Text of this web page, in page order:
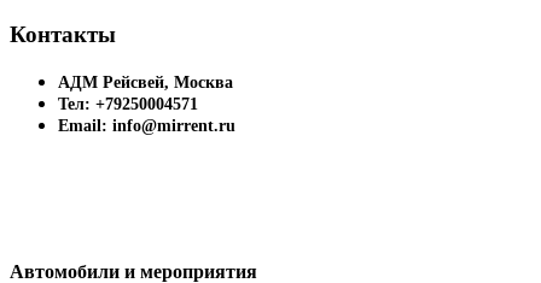
Контакты
АДМ Рейсвей, Москва
Тел: +79250004571
Email: info@mirrent.ru
Автомобили и мероприятия